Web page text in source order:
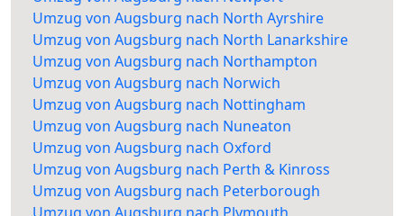
Umzug von Augsburg nach North Ayrshire
Umzug von Augsburg nach North Lanarkshire
Umzug von Augsburg nach Northampton
Umzug von Augsburg nach Norwich
Umzug von Augsburg nach Nottingham
Umzug von Augsburg nach Nuneaton
Umzug von Augsburg nach Oxford
Umzug von Augsburg nach Perth & Kinross
Umzug von Augsburg nach Peterborough